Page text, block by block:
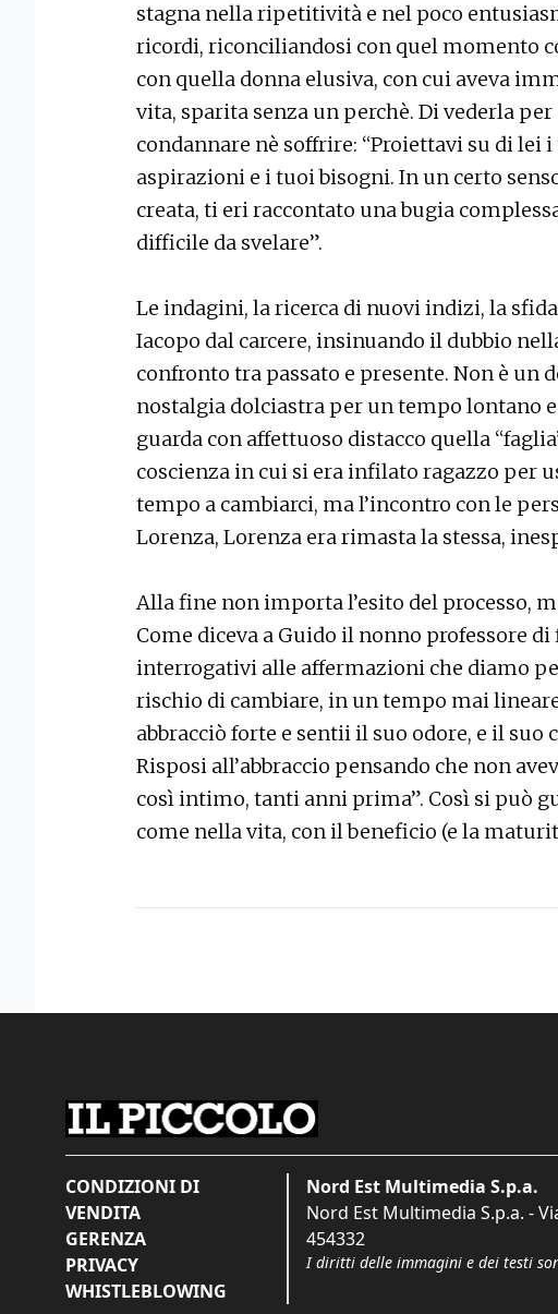
stagna nella ripetitività e nel poco
ricordi, riconciliandosi con quel momento
con quella donna elusiva, con cui aveva
vita, sparita senza un perchè. Di vederla per
condannare nè soffrire: “Proiettavi su di lei
aspirazioni e i tuoi bisogni. In un certo
creata, ti eri raccontato una bugia
difficile da svelare”.
Le indagini, la ricerca di nuovi indizi, la
Iacopo dal carcere, insinuando il dubbio
confronto tra passato e presente. Non è un
nostalgia dolciastra per un tempo lontano
guarda con affettuoso distacco quella
coscienza in cui si era infilato ragazzo per
tempo a cambiarci, ma l’incontro con le
Lorenza, Lorenza era rimasta la stessa,
Alla fine non importa l’esito del processo,
Come diceva a Guido il nonno professore
interrogativi alle affermazioni che diamo
rischio di cambiare, in un tempo mai
abbracciò forte e sentii il suo odore, e il
Risposi all’abbraccio pensando che non
così intimo, tanti anni prima”. Così si può
come nella vita, con il beneficio (e la
CONDIZIONI DI
VENDITA
GERENZA
PRIVACY
WHISTLEBLOWING
Nord Est Multimedia S.p.a.
Nord Est Multimedia S.p.a. -
454332
I diritti delle immagini e dei testi